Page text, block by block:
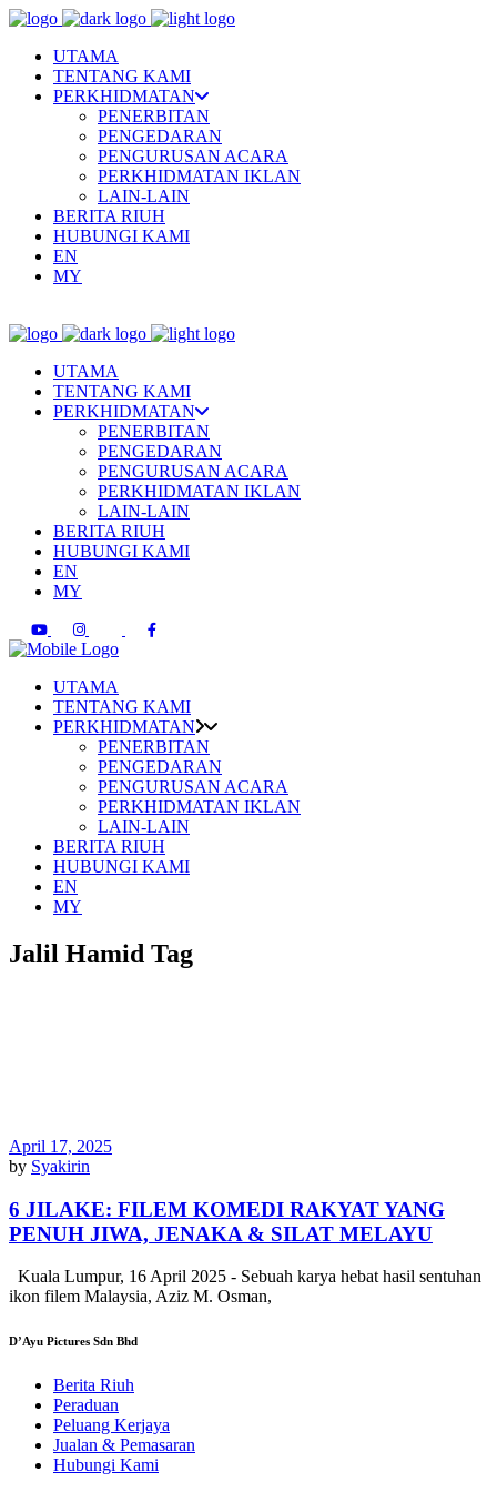
UTAMA
TENTANG KAMI
PERKHIDMATAN
PENERBITAN
PENGEDARAN
PENGURUSAN ACARA
PERKHIDMATAN IKLAN
LAIN-LAIN
BERITA RIUH
HUBUNGI KAMI
EN
MY
UTAMA
TENTANG KAMI
PERKHIDMATAN
PENERBITAN
PENGEDARAN
PENGURUSAN ACARA
PERKHIDMATAN IKLAN
LAIN-LAIN
BERITA RIUH
HUBUNGI KAMI
EN
MY
UTAMA
TENTANG KAMI
PERKHIDMATAN
PENERBITAN
PENGEDARAN
PENGURUSAN ACARA
PERKHIDMATAN IKLAN
LAIN-LAIN
BERITA RIUH
HUBUNGI KAMI
EN
MY
Jalil Hamid Tag
April 17, 2025
by Syakirin
6 JILAKE: FILEM KOMEDI RAKYAT YANG
PENUH JIWA, JENAKA & SILAT MELAYU
Kuala Lumpur, 16 April 2025 - Sebuah karya hebat hasil sentuhan
ikon filem Malaysia, Aziz M. Osman,
D’Ayu Pictures Sdn Bhd
Berita Riuh
Peraduan
Peluang Kerjaya
Jualan & Pemasaran
Hubungi Kami